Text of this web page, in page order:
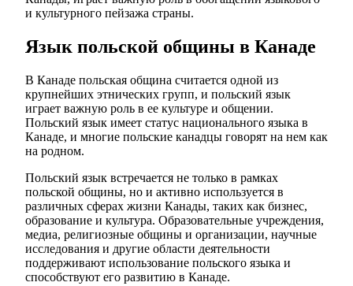
и культурного пейзажа страны.
Язык польской общины в Канаде
В Канаде польская община считается одной из
крупнейших этнических групп, и польский язык
играет важную роль в ее культуре и общении.
Польский язык имеет статус национального языка в
Канаде, и многие польские канадцы говорят на нем как
на родном.
Польский язык встречается не только в рамках
польской общины, но и активно используется в
различных сферах жизни Канады, таких как бизнес,
образование и культура. Образовательные учреждения,
медиа, религиозные общины и организации, научные
исследования и другие области деятельности
поддерживают использование польского языка и
способствуют его развитию в Канаде.